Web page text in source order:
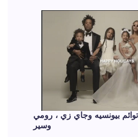
بيونسيه وجاي زي ، رومي
وسير